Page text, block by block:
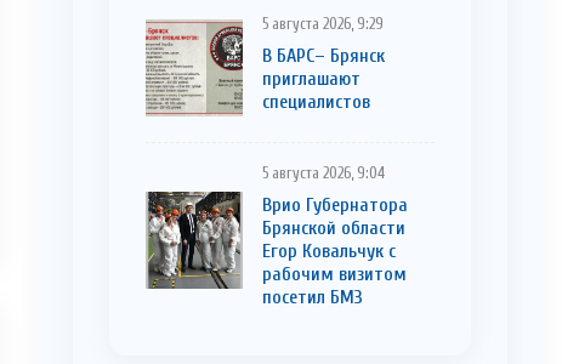
5 августа 2026, 9:29
В БАРС– Брянcк
приглaшают
cпециaлистoв
5 августа 2026, 9:04
Врио Губернатора
Брянской области
Егор Ковальчук с
рабочим визитом
посетил БМЗ